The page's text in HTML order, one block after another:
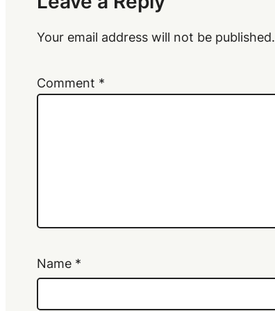
Your email address will not be published.
Comment *
Name *